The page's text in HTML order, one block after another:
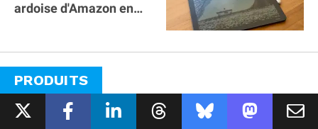
ardoise d'Amazon en
PRODUITS
IPAD WATCH